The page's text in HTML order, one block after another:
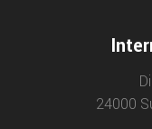
24000